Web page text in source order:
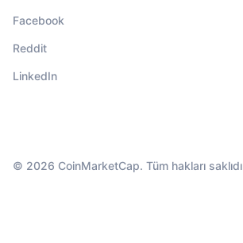
Facebook
Reddit
LinkedIn
© 2026 CoinMarketCap. Tüm hakları